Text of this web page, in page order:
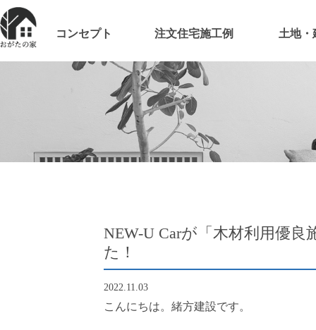
コンセプト 注文住宅施工例 土地・
NEW-U Carが「木材利用優
た！
2022.11.03
こんにちは。緒方建設です。